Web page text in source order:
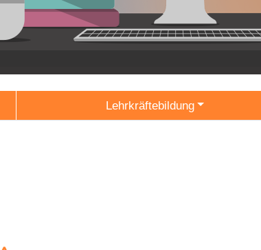
Lehrkräftebildung